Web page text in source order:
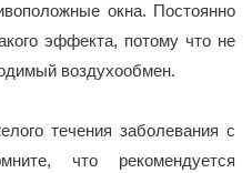
окна. Постоянно
эффекта, потому что не
воздухообмен.
течения заболевания с
что рекомендуется